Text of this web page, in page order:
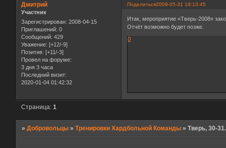
Поделиться2009-05-31 19:13:45
Дмитрий
Участник
Зарегистрирован: 2008-04-15
Приглашений: 0
Сообщений: 429
Уважение: [+12/-9]
Позитив: [+11/-3]
Провел на форуме:
3 дня 3 часа
Последний визит:
2020-01-04 01:42:32
Итак, мероприятие «Тверь-2008»
Отчёт возможно будет позже.
0
Страница:1
»Добровольцы »Тренировки Хардбольной Команды »Тверь, 30-